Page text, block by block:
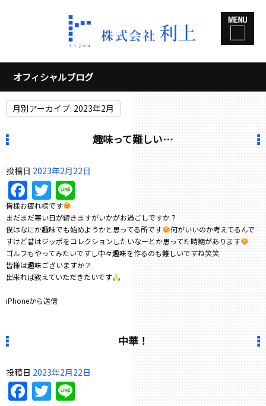
オフィシャルブログ
月別アーカイブ: 2023年2月
趣味って難しい…
投稿日 2023年2月22日
Facebook
Twitter
皆様お疲れ様です
まだまだ寒い日が続きますがいかがお過ごしですか？
僕はなにか趣味でも始めようかと思ってる所です
何がいいのか考えてるんで
すけど昔はジッポをコレクションしたいなーとか思ってた時期があります
ゴルフもやってみたいですし中々趣味を作るのも難しいですね笑笑
皆様は趣味ございますか？
出来れば教えていただきたいです
iPhoneから送信
中華！
投稿日 2023年2月22日
Facebook
Twitter